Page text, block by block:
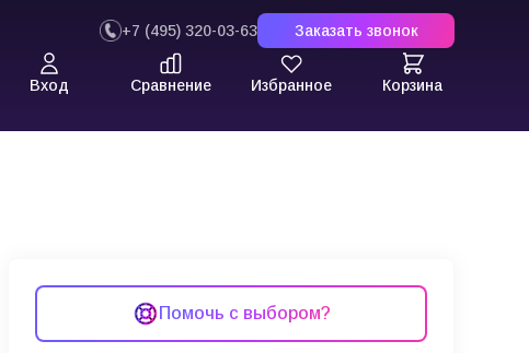
+7 (495) 320-03-63 Заказать звонок
Вход Сравнение Избранное Корзина
Помочь с выбором?